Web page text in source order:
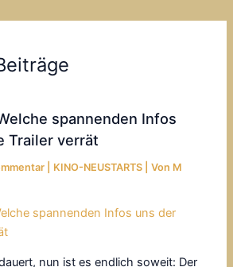
spannenden Infos
Trailer verrät
KINO-NEUSTARTS | Von M
nun ist es endlich soweit: Der